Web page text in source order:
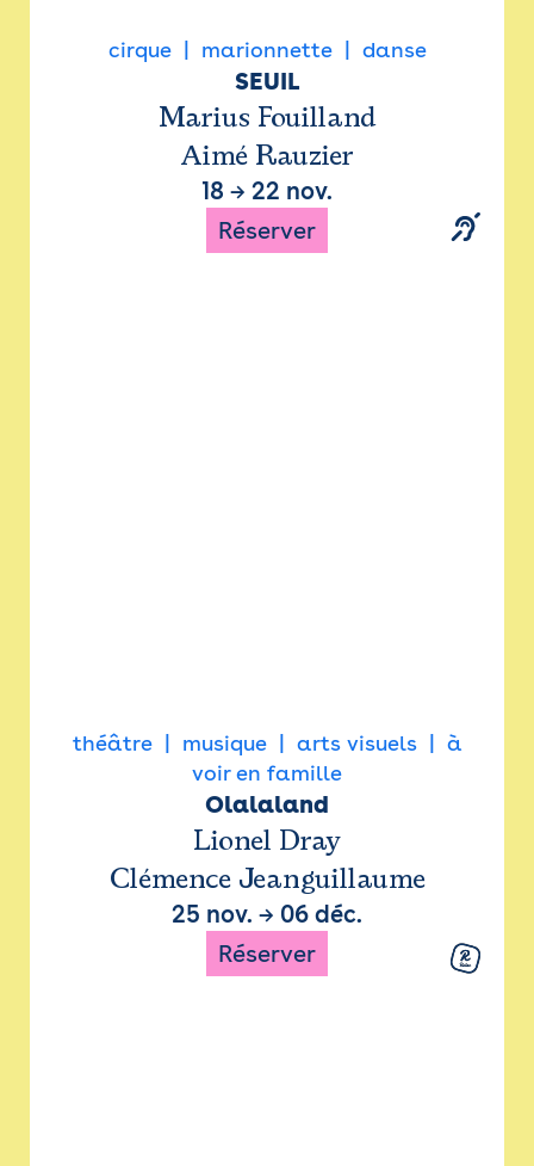
cirque marionnette danse
SEUIL
Marius Fouilland
Aimé Rauzier
18 → 22 nov.
Réserver
théâtre musique arts visuels
à
voir en famille
Olalaland
Lionel Dray
Clémence Jeanguillaume
25 nov. → 06 déc.
Réserver